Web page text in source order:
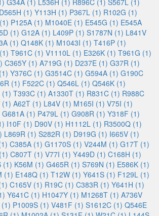
G34A (1) L536H (1) R896C (1) S567L (1)
D565H (1) Y113H (1) P367L (1) R102G (1)
P125A (1) M1040E (1) E545G (1) E545A
(1) G12A (1) L409P (1) S1787N (1) L841V
(1) Q148K (1) M1043I (1) T416P (1)
T961C (1) V1110L (1) E326K (1) T961G (1)
C365Y (1) A719G (1) D237E (1) G37R (1)
Y376C (1) G3514C (1) G594A (1) G190C
(1) F522C (1) Q546L (1) Q546K (1)
(1) T393C (1) A1330T (1) R831C (1) R988C
(1) A62T (1) L84V (1) M165I (1) V75I (1)
G681A (1) P479L (1) G908R (1) Y318F (1)
I10F (1) D90V (1) H1112L (1) R3500Q (1)
L869R (1) S282R (1) D919G (1) I665V (1)
C385A (1) G1170S (1) V244M (1) G17T (1)
C807T (1) V77I (1) Y449D (1) C168H (1)
(1) K56M (1) G465R (1) S769N (1) E586K (1)
(1) E148Q (1) T12W (1) Y641S (1) F129L (1)
C165V (1) R19C (1) C383R (1) Y641H (1)
Y641C (1) H1047Y (1) M1268T (1) A736V
P1009S (1) V481F (1) S1612C (1) Q546E